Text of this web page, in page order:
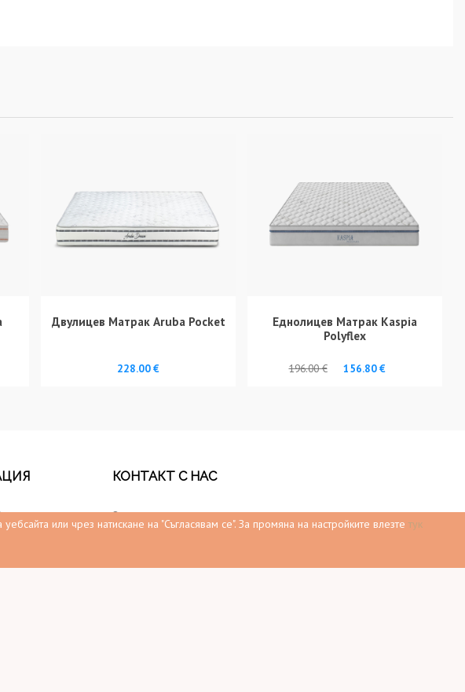
Двулицев Матрак Aruba Pocket
228.00 €
Еднолицев Матрак Kaspia
Polyflex
196.00 € 156.80 €
КОНТАКТ С НАС
0888 947 480
или чрез натискане на "Съгласявам се". За промяна на настройките влезте тук